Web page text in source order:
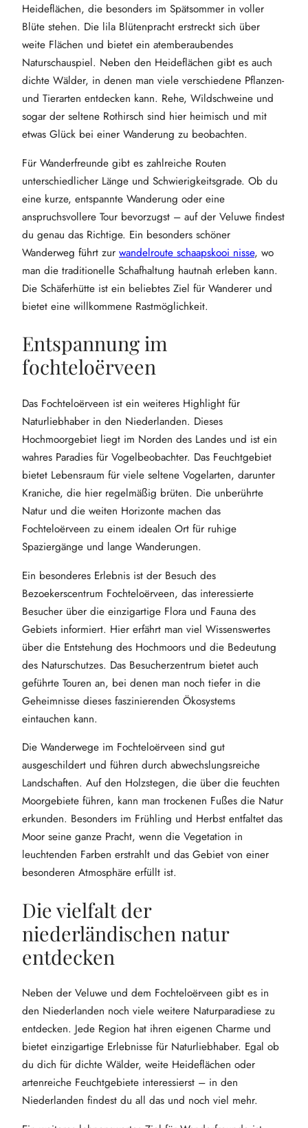
Heideflächen, die besonders im Spätsommer in voller
Blüte stehen. Die lila Blütenpracht erstreckt sich über
weite Flächen und bietet ein atemberaubendes
Naturschauspiel. Neben den Heideflächen gibt es auch
dichte Wälder, in denen man viele verschiedene Pflanzen-
und Tierarten entdecken kann. Rehe, Wildschweine und
sogar der seltene Rothirsch sind hier heimisch und mit
etwas Glück bei einer Wanderung zu beobachten.
Für Wanderfreunde gibt es zahlreiche Routen
unterschiedlicher Länge und Schwierigkeitsgrade. Ob du
eine kurze, entspannte Wanderung oder eine
anspruchsvollere Tour bevorzugst – auf der Veluwe findest
du genau das Richtige. Ein besonders schöner
Wanderweg führt zur wandelroute schaapskooi nisse, wo
man die traditionelle Schafhaltung hautnah erleben kann.
Die Schäferhütte ist ein beliebtes Ziel für Wanderer und
bietet eine willkommene Rastmöglichkeit.
Entspannung im
fochteloërveen
Das Fochteloërveen ist ein weiteres Highlight für
Naturliebhaber in den Niederlanden. Dieses
Hochmoorgebiet liegt im Norden des Landes und ist ein
wahres Paradies für Vogelbeobachter. Das Feuchtgebiet
bietet Lebensraum für viele seltene Vogelarten, darunter
Kraniche, die hier regelmäßig brüten. Die unberührte
Natur und die weiten Horizonte machen das
Fochteloërveen zu einem idealen Ort für ruhige
Spaziergänge und lange Wanderungen.
Ein besonderes Erlebnis ist der Besuch des
Bezoekerscentrum Fochteloërveen, das interessierte
Besucher über die einzigartige Flora und Fauna des
Gebiets informiert. Hier erfährt man viel Wissenswertes
über die Entstehung des Hochmoors und die Bedeutung
des Naturschutzes. Das Besucherzentrum bietet auch
geführte Touren an, bei denen man noch tiefer in die
Geheimnisse dieses faszinierenden Ökosystems
eintauchen kann.
Die Wanderwege im Fochteloërveen sind gut
ausgeschildert und führen durch abwechslungsreiche
Landschaften. Auf den Holzstegen, die über die feuchten
Moorgebiete führen, kann man trockenen Fußes die Natur
erkunden. Besonders im Frühling und Herbst entfaltet das
Moor seine ganze Pracht, wenn die Vegetation in
leuchtenden Farben erstrahlt und das Gebiet von einer
besonderen Atmosphäre erfüllt ist.
Die vielfalt der
niederländischen natur
entdecken
Neben der Veluwe und dem Fochteloërveen gibt es in
den Niederlanden noch viele weitere Naturparadiese zu
entdecken. Jede Region hat ihren eigenen Charme und
bietet einzigartige Erlebnisse für Naturliebhaber. Egal ob
du dich für dichte Wälder, weite Heideflächen oder
artenreiche Feuchtgebiete interessierst – in den
Niederlanden findest du all das und noch viel mehr.